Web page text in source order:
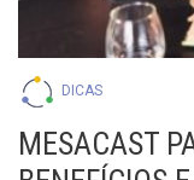
DICAS
MESACAST